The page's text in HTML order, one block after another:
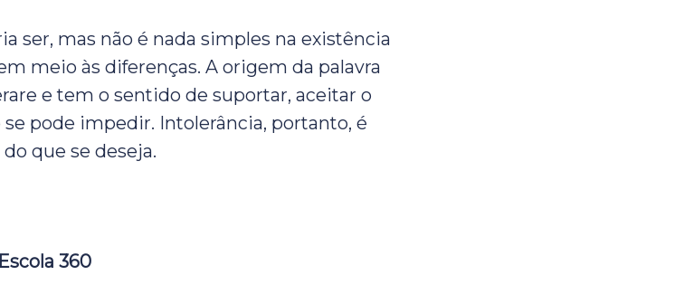
ser, mas não é nada simples na existência
meio às diferenças. A origem da palavra
e tem o sentido de suportar, aceitar o
pode impedir. Intolerância, portanto, é
que se deseja.
360